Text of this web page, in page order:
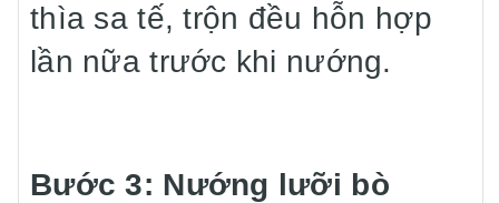
thìa sa tế, trộn đều hỗn hợp
lần nữa trước khi nướng.
Bước 3: Nướng lưỡi bò